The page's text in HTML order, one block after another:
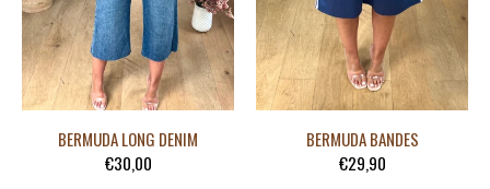
BERMUDA LONG DENIM
€30,00
BERMUDA BANDES
€29,90